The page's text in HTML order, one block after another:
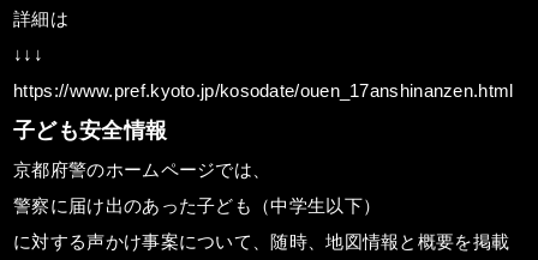
詳細は
↓↓↓
https://www.pref.kyoto.jp/kosodate/ouen_17anshinanzen.html
子ども安全情報
京都府警のホームページでは、
警察に届け出のあった子ども（中学生以下）
に対する声かけ事案について、随時、地図情報と概要を掲載